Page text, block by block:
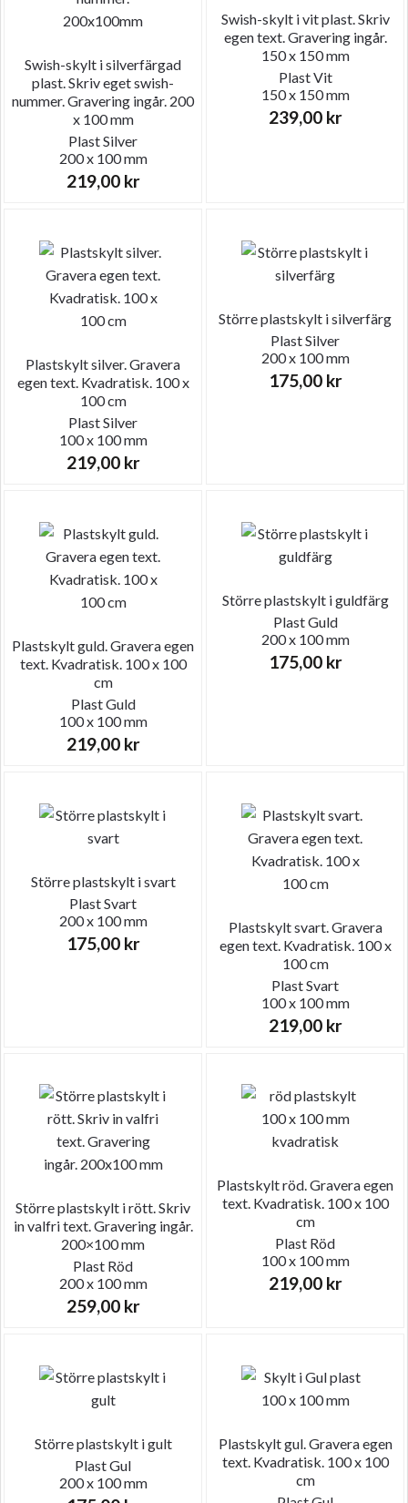
Swish-skylt i silverfärgad
plast. Skriv eget swish-
nummer. Gravering ingår. 200
x 100 mm
PlastSilver
200 x 100 mm
219,00 kr
Swish-skylt i vit plast. Skriv
egen text. Gravering ingår.
150 x 150 mm
PlastVit
150 x 150 mm
239,00 kr
Plastskylt silver. Gravera
egen text. Kvadratisk. 100 x
100 cm
PlastSilver
100 x 100 mm
219,00 kr
Större plastskylt i silverfärg
PlastSilver
200 x 100 mm
175,00 kr
Plastskylt guld. Gravera egen
text. Kvadratisk. 100 x 100
cm
PlastGuld
100 x 100 mm
219,00 kr
Större plastskylt i guldfärg
PlastGuld
200 x 100 mm
175,00 kr
Större plastskylt i svart
PlastSvart
200 x 100 mm
175,00 kr
Plastskylt svart. Gravera
egen text. Kvadratisk. 100 x
100 cm
PlastSvart
100 x 100 mm
219,00 kr
Större plastskylt i rött. Skriv
in valfri text. Gravering ingår.
200×100 mm
Plast Röd
200 x 100 mm
259,00 kr
Plastskylt röd. Gravera egen
text. Kvadratisk. 100 x 100
cm
Plast Röd
100 x 100 mm
219,00 kr
Större plastskylt i gult
PlastGul
200 x 100 mm
Plastskylt gul. Gravera egen
text. Kvadratisk. 100 x 100
cm